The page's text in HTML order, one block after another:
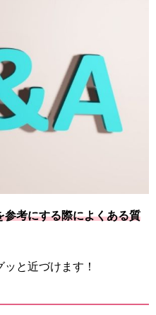
参考にする際によくある質
と近づけます！